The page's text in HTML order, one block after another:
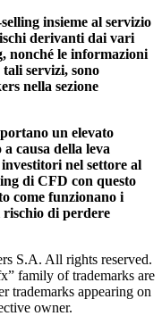
insieme al servizio
derivanti dai vari
nonché le informazioni
tali servizi, sono
nella sezione
un elevato
causa della leva
nel settore al
di CFD con questo
come funzionano i
di perdere
S.A. All rights reserved.
family of trademarks are
appearing on
owner.